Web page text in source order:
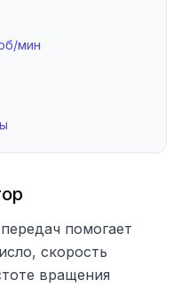
мин
помогает
скорость
вращения